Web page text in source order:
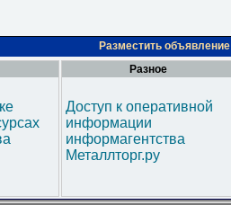
Разместить объявление
Разное
Доступ к оперативной
информации
информагентства
Металлторг.ру